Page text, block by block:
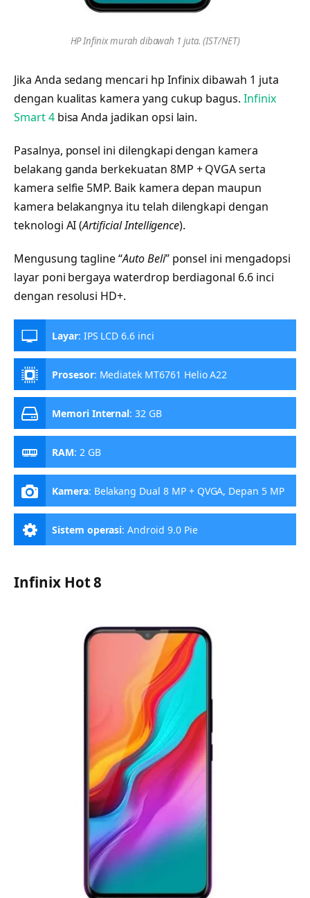
HP Infinix murah dibawah 1 juta. (IST/NET)
Jika Anda sedang mencari hp Infinix dibawah 1 juta
dengan kualitas kamera yang cukup bagus.Infinix
Smart 4bisa Anda jadikan opsi lain.
Pasalnya, ponsel ini dilengkapi dengan kamera
belakang ganda berkekuatan 8MP + QVGA serta
kamera selfie 5MP. Baik kamera depan maupun
kamera belakangnya itu telah dilengkapi dengan
teknologi AI (Artificial Intelligence).
Mengusung tagline “Auto Beli” ponsel ini mengadopsi
layar poni bergaya waterdrop berdiagonal 6.6 inci
dengan resolusi HD+.
Layar: IPS LCD 6.6 inci
Prosesor: Mediatek MT6761 Helio A22
Memori Internal:32 GB
RAM: 2 GB
Kamera: Belakang Dual 8 MP + QVGA, Depan 5 MP
Sistem operasi:Android 9.0 Pie
Infinix Hot 8